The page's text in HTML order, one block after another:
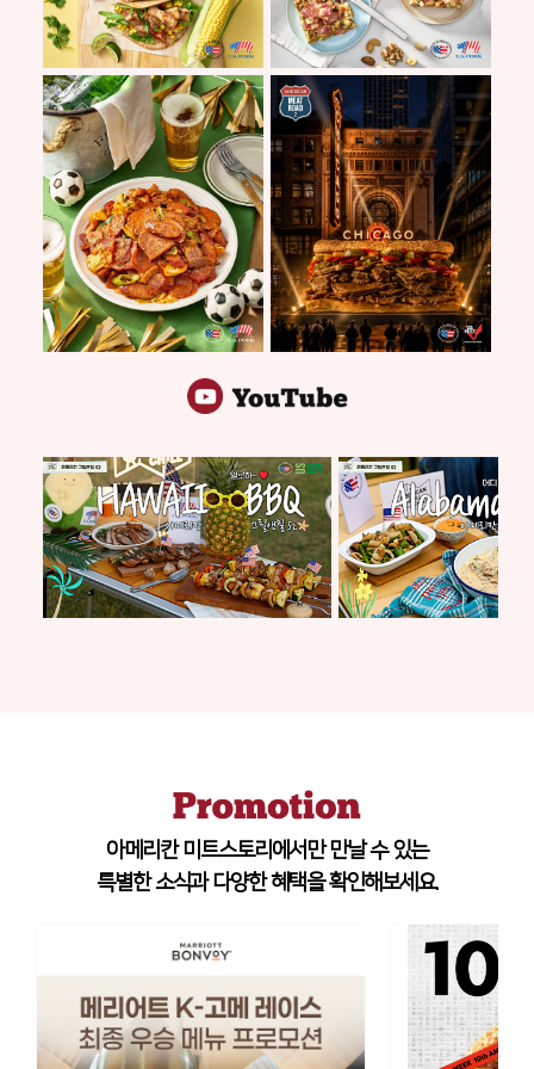
아메리칸 미트스토리에서만 만날 수 있는
특별한 소식과 다양한 혜택을 확인해보세요.